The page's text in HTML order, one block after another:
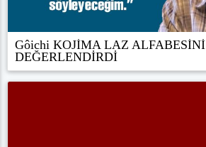
Gôichi KOJİMA LAZ ALFABESİNİ
DEĞERLENDİRDİ